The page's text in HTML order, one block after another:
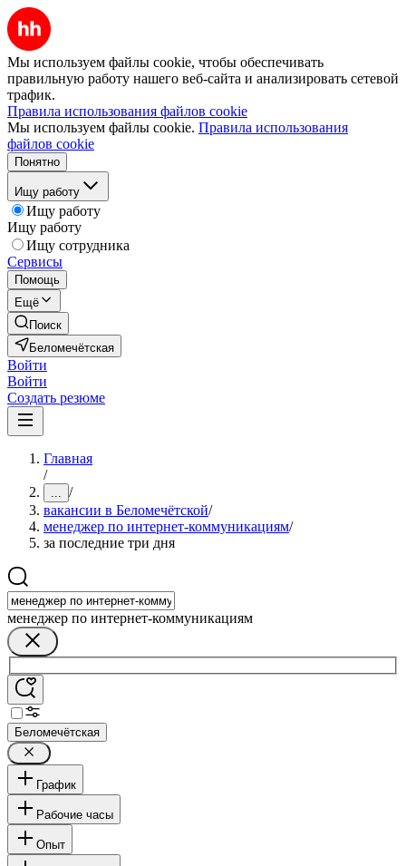
Мы используем файлы cookie, чтобы обеспечивать
правильную работу нашего веб-сайта и анализировать сетевой
трафик.
Правила использования файлов cookie
Мы используем файлы cookie. Правила использования
файлов cookie
Понятно
Ищу работу
Ищу работу
Ищу работу
Ищу сотрудника
Сервисы
Помощь
Ещё
Поиск
Беломечётская
Войти
Войти
Создать резюме
Главная
/
... /
вакансии в Беломечётской/
менеджер по интернет-коммуникациям/
за последние три дня
менеджер по интернет-коммуникациям
Беломечётская
График
Рабочие часы
Опыт